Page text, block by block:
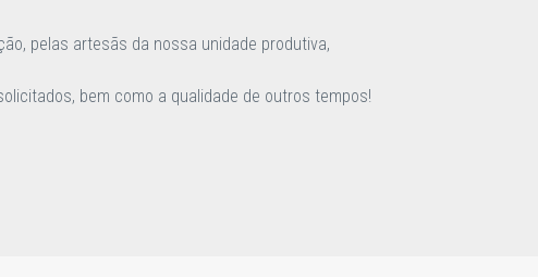
pelas artesãs da nossa unidade produtiva,
bem como a qualidade de outros tempos!